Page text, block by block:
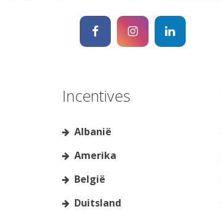
Incentives
Albanië
Amerika
België
Duitsland